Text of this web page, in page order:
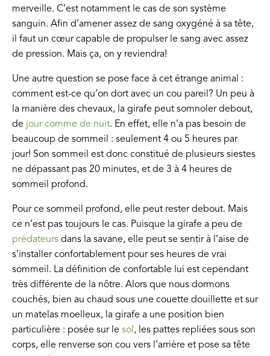
merveille. C’est notamment le cas de son système
sanguin. Afin d’amener assez de sang oxygéné à sa tête,
il faut un cœur capable de propulser le sang avec assez
de pression. Mais ça, on y reviendra!
Une autre question se pose face à cet étrange animal :
comment est-ce qu’on dort avec un cou pareil? Un peu à
la manière des chevaux, la girafe peut somnoler debout,
de jour comme de nuit. En effet, elle n’a pas besoin de
beaucoup de sommeil : seulement 4 ou 5 heures par
jour! Son sommeil est donc constitué de plusieurs siestes
ne dépassant pas 20 minutes, et de 3 à 4 heures de
sommeil profond.
Pour ce sommeil profond, elle peut rester debout. Mais
ce n’est pas toujours le cas. Puisque la girafe a peu de
prédateurs dans la savane, elle peut se sentir à l’aise de
s’installer confortablement pour ses heures de vrai
sommeil. La définition de confortable lui est cependant
très différente de la nôtre. Alors que nous dormons
couchés, bien au chaud sous une couette douillette et sur
un matelas moelleux, la girafe a une position bien
particulière : posée sur le sol , les pattes repliées sous son
corps, elle renverse son cou vers l’arrière et pose sa tête